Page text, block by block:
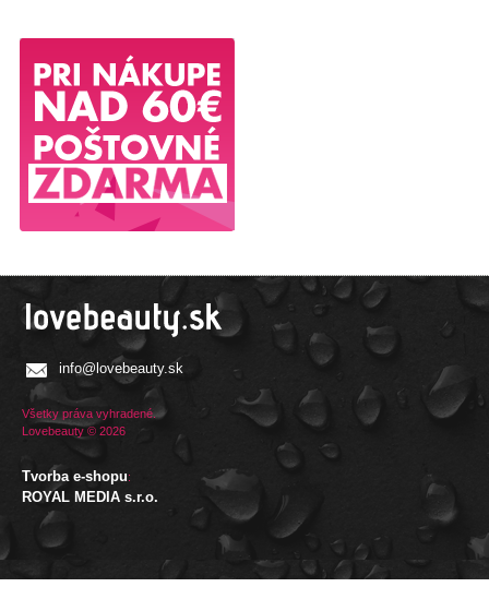
info@lovebeauty.sk
Všetky práva vyhradené.
Lovebeauty © 2026
Tvorba e-shopu:
ROYAL MEDIA s.r.o.